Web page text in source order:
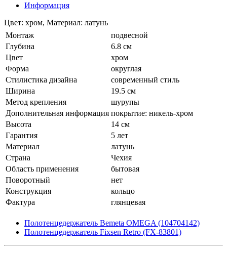
Информация
Цвет: хром, Материал: латунь
Монтаж
подвесной
Глубина
6.8 см
Цвет
хром
Форма
округлая
Стилистика дизайна
современный стиль
Ширина
19.5 см
Метод крепления
шурупы
Дополнительная информация покрытие: никель-хром
Высота
14 см
Гарантия
5 лет
Материал
латунь
Страна
Чехия
Область применения
бытовая
Поворотный
нет
Конструкция
кольцо
Фактура
глянцевая
Полотенцедержатель Bemeta OMEGA (104704142)
Полотенцедержатель Fixsen Retro (FX-83801)